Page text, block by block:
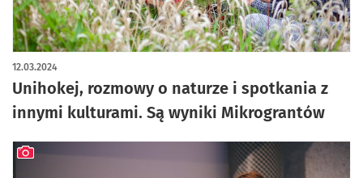
Unihokej, rozmowy o naturze i spotkania z
innymi kulturami. Są wyniki Mikrograntów
12.03.2024